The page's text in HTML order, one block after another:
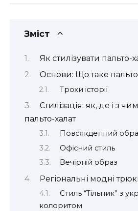
Зміст
Як стилізувати пальто-
Основи: Що таке
Трохи історії
Стилізація: як, де і з
пальто-халат
Повсякденний
Офісний стиль
Вечірній образ
Регіональні модні
Стиль “Тільник” з
колоритом